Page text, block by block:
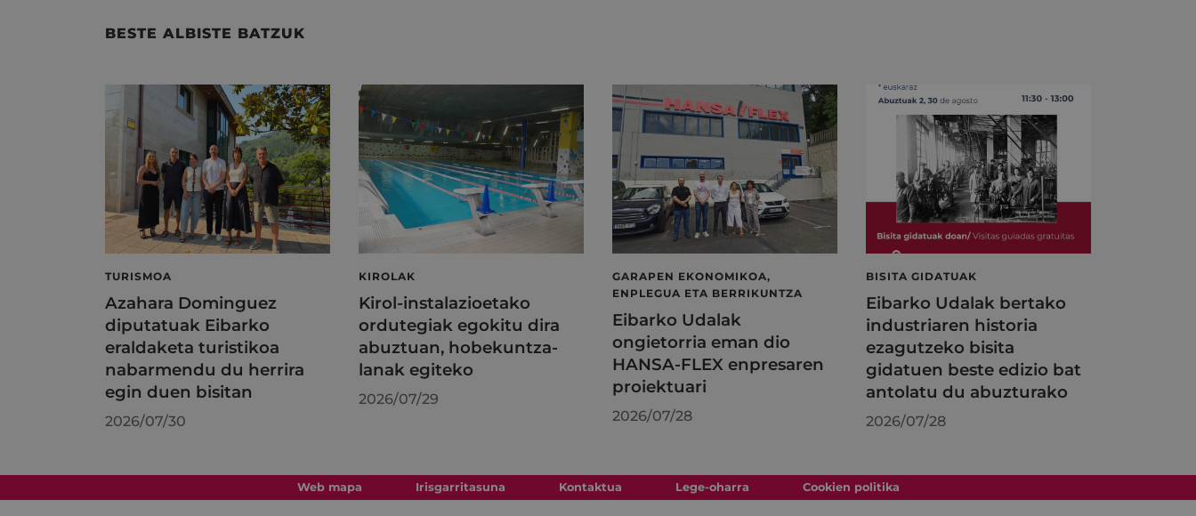
BESTE ALBISTE BATZUK
TURISMOA
Azahara Dominguez
diputatuak Eibarko
eraldaketa turistikoa
nabarmendu du herrira
egin duen bisitan
2026/07/30
KIROLAK
Kirol-instalazioetako
ordutegiak egokitu dira
abuztuan, hobekuntza-
lanak egiteko
2026/07/29
GARAPEN EKONOMIKOA,
ENPLEGUA ETA BERRIKUNTZA
Eibarko Udalak
ongietorria eman dio
HANSA-FLEX enpresaren
proiektuari
2026/07/28
BISITA GIDATUAK
Eibarko Udalak bertako
industriaren historia
ezagutzeko bisita
gidatuen beste edizio bat
antolatu du abuzturako
2026/07/28
Web mapa Irisgarritasuna Kontaktua Lege-oharra Cookien politika